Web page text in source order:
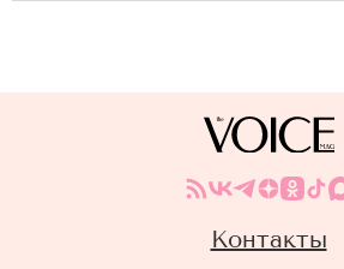
Контакты